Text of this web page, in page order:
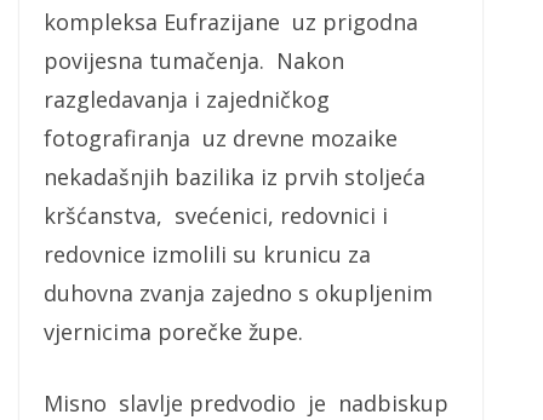
kompleksa Eufrazijane uz prigodna
povijesna tumačenja. Nakon
razgledavanja i zajedničkog
fotografiranja uz drevne mozaike
nekadašnjih bazilika iz prvih stoljeća
kršćanstva, svećenici, redovnici i
redovnice izmolili su krunicu za
duhovna zvanja zajedno s okupljenim
vjernicima porečke župe.
Misno slavlje predvodio je nadbiskup